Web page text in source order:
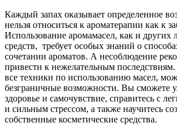
Каждый запах оказывает определенное
нельзя относиться к ароматерапии как к
Использование аромамасел, как и других
средств, требует особых знаний о
сочетании ароматов. А несоблюдение
привести к нежелательным
все техники по использованию масел,
безграничные возможности. Вы сможете
здоровье и самочувствие, справитесь с
и сильным стрессом, а также научитесь
собственные косметические средства.